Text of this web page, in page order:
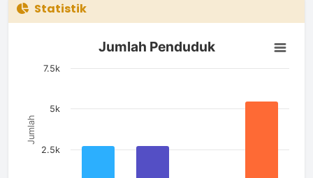
Statistik
Jumlah Penduduk
Bar chart with 4 bars.
The chart has 1 X axis displaying categories.
Jumlah
Jumlah Penduduk
2.5k
5k
7.5k